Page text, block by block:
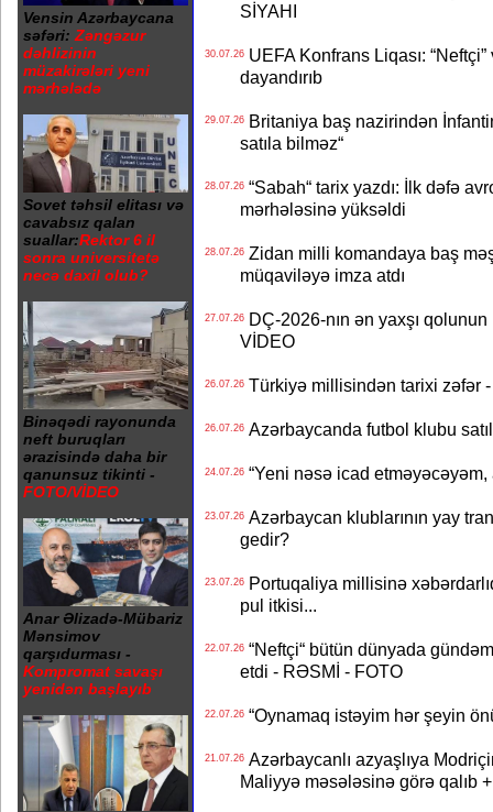
Vensin Azərbaycana
səfəri: Zəngəzur
dəhlizinin
müzakirələri yeni
mərhələdə
Sovet təhsil elitası və
cavabsız qalan
suallar:Rektor 6 il
sonra universitetə
necə daxil olub?
Binəqədi rayonunda
neft buruqları
ərazisində daha bir
qanunsuz tikinti -
FOTO/VİDEO
Anar Əlizadə-Mübariz
Mənsimov
qarşıdurması -
Kompromat savaşı
yenidən başlayıb
SİYAHI
30.07.26UEFA Konfrans Liqası: “Neftçi”
dayandırıb
29.07.26Britaniya baş nazirindən
satıla bilməz“
28.07.26“Sabah“ tarix yazdı: İlk dəfə
mərhələsinə yüksəldi
28.07.26Zidan milli komandaya baş
müqaviləyə imza atdı
27.07.26DÇ-2026-nın ən yaxşı
VİDEO
26.07.26Türkiyə millisindən tarixi zəfər
26.07.26Azərbaycanda futbol klubu
24.07.26“Yeni nəsə icad etməyəcəyəm,
23.07.26Azərbaycan klublarının yay
gedir?
23.07.26Portuqaliya millisinə
pul itkisi...
22.07.26“Neftçi“ bütün dünyada
etdi - RƏSMİ - FOTO
22.07.26“Oynamaq istəyim hər şeyin
21.07.26Azərbaycanlı azyaşlıya
Maliyyə məsələsinə görə qalıb